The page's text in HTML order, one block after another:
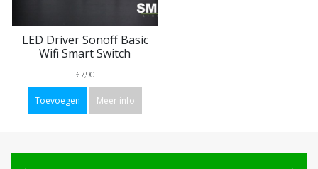
LED Driver Sonoff Basic
Wifi Smart Switch
€7,90
Toevoegen Meer info